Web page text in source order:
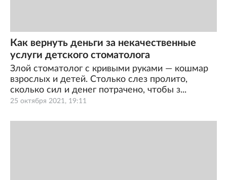
25 октября 2021, 19:11
Как вернуть деньги за некачественные
услуги детского стоматолога
Злой стоматолог с кривыми руками — кошмар
взрослых и детей. Столько слез пролито,
сколько сил и денег потрачено, чтобы з...